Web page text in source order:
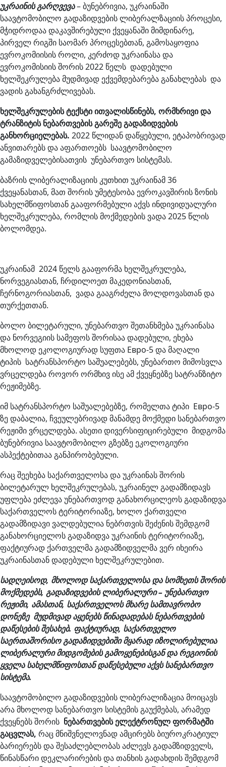
უკრაინის გარღვევა– ბუნებრივია, უკრაინაში
საავტომობილო გადაზიდვების ლიბერალზაციის პროცესი,
მჭიდროდაა დაკავშირებული ქვეყანაში მიმდინარე,
პირველ რიგში საომარ პროცესებთან, გამოსაყოფია
ევროკომიისის როლი, კერძოდ უკრაინასა და
ევროკომისიის შორის 2022 წელს დადებული
ხელშეკრულება მუდმივად ექვემდებარება განახლებას და
ვადის გახანგრძლივებას.
ხელშეკრულების ტექსტი ითვალისწინებს, ორმხრივი და
ტრანზიტის ნებართვების გარეშე გადაზიდვების
განხორციელებას. 2022 წლიდან დაწყებული, ეტაპობრივად
ანვითარებს და აფართოებს საავტომობილო
გამაზიდველებისათვის უნებართვო სისტემას.
ბაზრის ლიბერალიზაციის კუთხით უკრაინამ 36
ქვეყანასთან, მათ შორის უმეტესობა ევროკავშირის ზონის
სახელმწიფოსთან გააფორმებული აქვს ინდივიდუალური
ხელშეკრულება, რომლის მოქმედების ვადა 2025 წლის
ბოლომდეა.
უკრაინამ 2024 წელს გააფორმა ხელშეკრულება,
ნორვეგიასთან, ჩრდილოეთ მაკედონიასთან,
ჩერნოგორიასთან, ვადა გააგრძელა მოლდოვასთან და
თურქეთთან.
ბოლო ბილეტარული, უნებართვო შეთანხმება უკრაინასა
და ნორვეგიის სამეფოს შორისაა დადებული, ეხება
მხოლოდ ეკოლოგიურად სუფთა Евро-5 და მაღალი
ტიპის სატრანსპორტო საშუალებებს, უნებართო მიმოსვლა
ვრცელდება როვორ ორმხივ ისე ამ ქვეყნებზე სატრანზიტო
რეჟიმებზე.
იმ სატრანსპორტო საშუალებებზე, რომელთა ტიპი Евро-5
ზე დაბალია, ჩვეულებრივად მანამდე მოქმედი სანებართვო
რეჟიმი ვრცელდება. ასეთი დივერსიფიცირებული მიდგომა
ბუნებრივია საავტომობილო გზებზე ეკოლოგიური
ასპექტებითაა განპირობებული.
რაც შეეხება საქართველოსა და უკრაინას შორის
ბილეტარულ ხელშეკრულებას, უკრაინელ გადამზიდავს
უფლება ეძლევა უნებართვოდ განახორცილეოს გადაზიდვა
საქართველოს ტერიტორიაზე, ხოლო ქართველი
გადამზიდავი ვალდებულია ნებრთვის შეძენის შემდგომ
განახორციელოს გადაზიდვა უკრაინის ტერიტორიაზე,
ფაქტიურად ქართველმა გადამზიდველმა ვერ იხეირა
უკრაინასთან დადებული ხელშეკრულებით.
სადღეისოდ, მხოლოდ საქართველოსა და სომხეთს შორის
მოქმედებს, გადაზიდვების ლიბერალური – უნებართვო
რეჟიმი, ამასთან, საქართველოს მხარე სამთავრობო
დონეზე მუდმივად აყენებს წინადადებას ნებართვების
დაწესების შესახებ. ფაქტიურად, საქართველო
საერთაშორისო გადაზიდვებიში მყარად იზოლირებულია
ლიბერალური მიდგომების გამოყენებისგან და რეგიონის
ყველა სახელმწიფოსთან დაწესებული აქვს სანებართვო
სისტემა.
საავტომობილო გადაზიდვების ლიბერალიზაცია მოიცავს
არა მხოლოდ სანებართვო სისტემის გაუქმებას, არამედ
ქვეყნებს შორის ნებართვების ელექტრონულ ფორმატში
გაცვლას, რაც მნიშვნელოვნად ამცირებს ბიუროკრატიულ
ბარიერებს და შესაძლებლობას აძლევს გადამზიდველს,
წინასწარი დეკლარირების და თანხის გადახდის შემდგომ